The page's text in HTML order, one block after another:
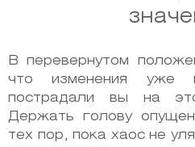
В перевернутом
что изменения уже
пострадали вы на
Держать голову
тех пор, пока хаос не